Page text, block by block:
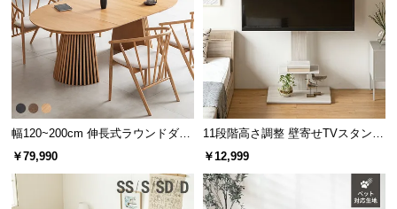
幅120~200cm 伸長式ラウンドダイ
ニングテーブル 6人掛け 天然木突
板 美しい格子デザイン
￥79,990
11段階高さ調整 壁寄せTVスタンド
キャスター付き 上下左右角度調節
￥12,999